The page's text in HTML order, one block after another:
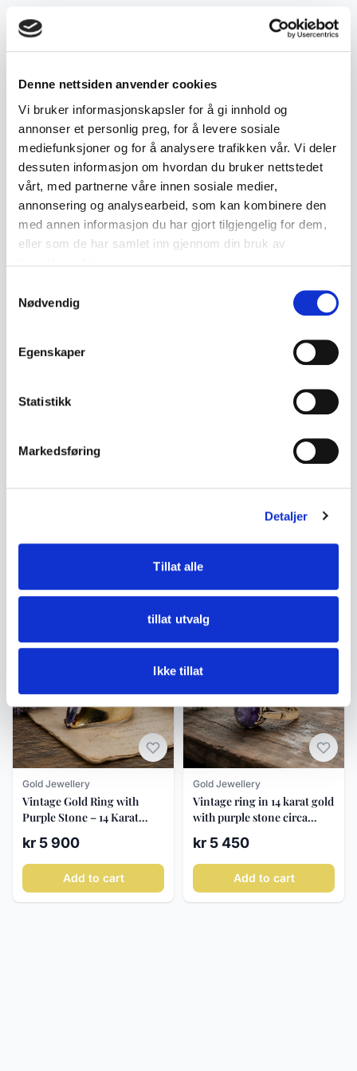
Denne nettsiden anvender cookies
Vi bruker informasjonskapsler for å gi innhold og
annonser et personlig preg, for å levere sosiale
mediefunksjoner og for å analysere trafikken vår. Vi deler
dessuten informasjon om hvordan du bruker nettstedet
vårt, med partnerne våre innen sosiale medier,
annonsering og analysearbeid, som kan kombinere den
med annen informasjon du har gjort tilgjengelig for dem,
eller som de har samlet inn gjennom din bruk av
Nødvendig
Egenskaper
Statistikk
Markedsføring
Detaljer
Tillat alle
tillat utvalg
Ikke tillat
Product details
Condition:
SKU:
2000000006048
Published:
Tags
Smykker Ring Gull Lom God vintage tilstand
Similar products
See all in Gold Jewellery
Bracelet in 14K Gold (585),
Gold Jewellery
Vintage Gold Ring with
Purple Stone – 14 Karat
Gold ca. 1960–80
kr 5 900
Add to cart
Gold Jewellery
Vintage ring in 14 karat gold
with purple stone circa
1960-70
kr 5 450
Add to cart